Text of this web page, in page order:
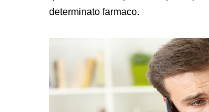
determinato farmaco.